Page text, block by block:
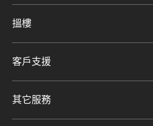
美聯集團
集團動態
人才招募
網站地圖
搵樓
二手盤
買賣流程
客戶支援
自助放盤
其它服務